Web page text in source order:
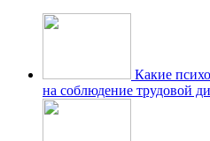
Какие
на соблюдение трудовой